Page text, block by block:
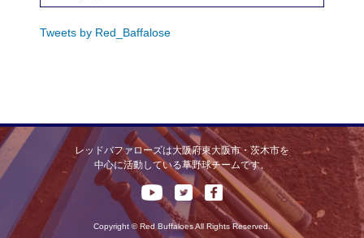
Tweets by Red_Baffalose
レッドバファローズは大阪府東大阪市・茨木市を
中心に活動している草野球チームです。
Copyright © Red Buffaloes All Rights Reserved.